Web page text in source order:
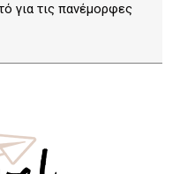
για τις πανέμορφες